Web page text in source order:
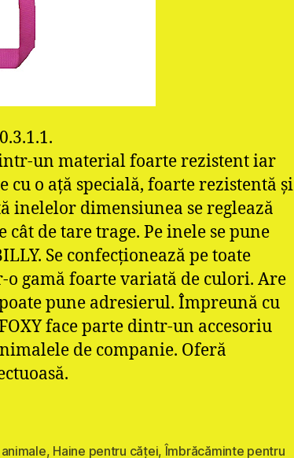
un material foarte rezistent iar
cu o aţă specială, foarte rezistentă şi
inelelor dimensiunea se reglează
de tare trage. Pe inele se pune
Se confecţionează pe toate
gamă foarte variată de culori. Are
pune adresierul. Împreună cu
face parte dintr-un accesoriu
de companie. Oferă
, Haine pentru căţei, Îmbrăcăminte pentru